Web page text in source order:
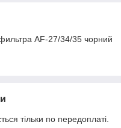
AF-27/34/35 чорний
тільки по передоплаті.